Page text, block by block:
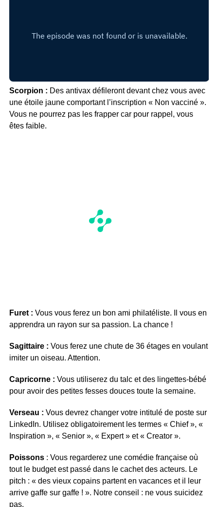
Scorpion : Des antivax défileront devant chez vous avec
une étoile jaune comportant l’inscription « Non vacciné ».
Vous ne pourrez pas les frapper car pour rappel, vous
êtes faible.
Furet : Vous vous ferez un bon ami philatéliste. Il vous en
apprendra un rayon sur sa passion. La chance !
Sagittaire : Vous ferez une chute de 36 étages en voulant
imiter un oiseau. Attention.
Capricorne : Vous utiliserez du talc et des lingettes-bébé
pour avoir des petites fesses douces toute la semaine.
Verseau : Vous devrez changer votre intitulé de poste sur
LinkedIn. Utilisez obligatoirement les termes « Chief », «
Inspiration », « Senior », « Expert » et « Creator ».
Poissons : Vous regarderez une comédie française où
tout le budget est passé dans le cachet des acteurs. Le
pitch : « des vieux copains partent en vacances et il leur
arrive gaffe sur gaffe ! ». Notre conseil : ne vous suicidez
pas.